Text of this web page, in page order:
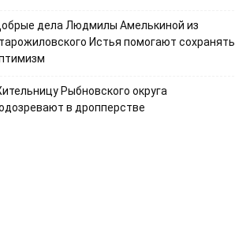
дела Людмилы Амелькиной из
Истья помогают сохранять
Рыбновского округа
в дропперстве